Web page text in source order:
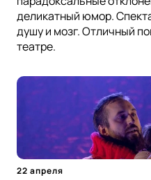
деликатный юмор.
душу и мозг. Отличный
театре.
22 апреля